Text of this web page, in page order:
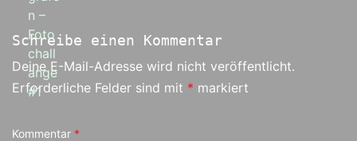
Schreibe einen Kommentar
Deine E-Mail-Adresse wird nicht veröffentlicht.
Erforderliche Felder sind mit * markiert
Kommentar *